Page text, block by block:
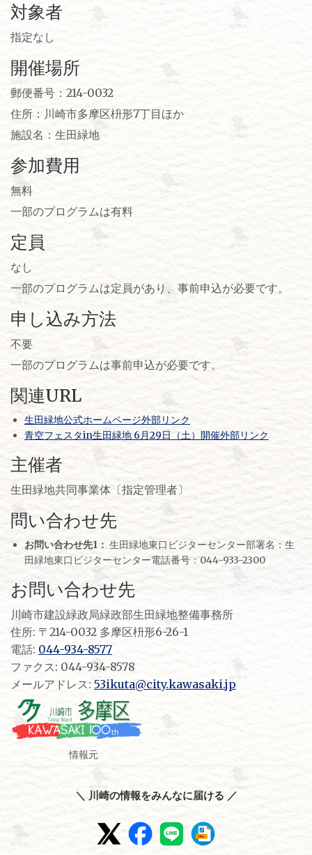
対象者
指定なし
開催場所
郵便番号：214-0032
住所：川崎市多摩区枡形7丁目ほか
施設名：生田緑地
参加費用
無料
一部のプログラムは有料
定員
なし
一部のプログラムは定員があり、事前申込が必要です。
申し込み方法
不要
一部のプログラムは事前申込が必要です。
関連URL
生田緑地公式ホームページ外部リンク
青空フェスタin生田緑地 6月29日（土）開催外部リンク
主催者
生田緑地共同事業体〔指定管理者〕
問い合わせ先
お問い合わせ先1： 生田緑地東口ビジターセンター部署名：生
田緑地東口ビジターセンター電話番号：044-933-2300
お問い合わせ先
川崎市建設緑政局緑政部生田緑地整備事務所
住所: 〒214-0032 多摩区枡形6-26-1
電話: 044-934-8577
ファクス: 044-934-8578
メールアドレス: 53ikuta@city.kawasaki.jp
情報元
＼ 川崎の情報をみんなに届ける ／